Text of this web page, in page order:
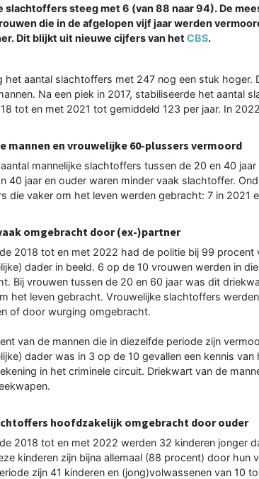
slachtoffers steeg met 6 (van 88 naar 94). De
die in de afgelopen vijf jaar werden
Dit blijkt uit nieuwe cijfers van het CBS.
het aantal slachtoffers met 247 nog een stuk hoger.
Na een piek in 2017, stabiliseerde het aantal
tot en met 2021 tot gemiddeld 123 per jaar. In
mannen en vrouwelijke 60-plussers vermoord
mannelijke slachtoffers tussen de 20 en 40
40 jaar en ouder waren minder vaak slachtoffer.
die vaker om het leven werden gebracht: 7 in 2021
omgebracht door (ex-)partner
2018 tot en met 2022 had de politie bij 99 procent
dader in beeld. 6 op de 10 vrouwen werden in
Bij vrouwen tussen de 20 en 60 jaar was dit
het leven gebracht. Vrouwelijke slachtoffers
of door wurging omgebracht.
van de mannen die in diezelfde periode zijn
dader was in 3 op de 10 gevallen een kennis
in het criminele circuit. Driekwart van de
hoofdzakelijk omgebracht door ouder
2018 tot en met 2022 werden 32 kinderen jonger
kinderen zijn bijna allemaal (88 procent) door
zijn 41 kinderen en (jong)volwassenen van 10